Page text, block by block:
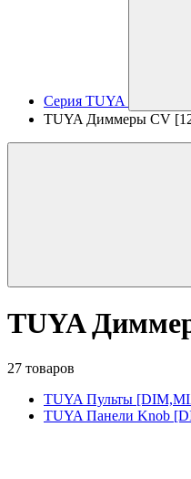
Серия TUYA
TUYA Диммеры CV
TUYA
27 товаров
TUYA Пульты
TUYA Панели Knob